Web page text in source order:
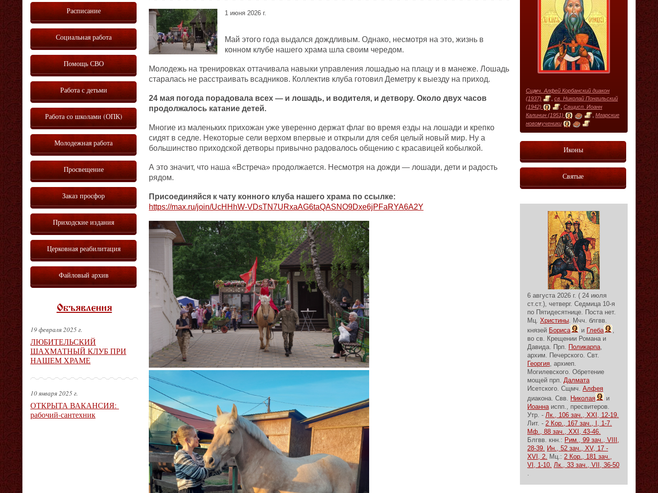
1 июня 2026 г.
Май этого года выдался дождливым. Однако, несмотря на это, жизнь в
конном клубе нашего храма шла своим чередом.
Молодежь на тренировках оттачивала навыки управления лошадью на плацу и в манеже. Лошадь
старалась не расстраивать всадников. Коллектив клуба готовил Деметру к выезду на приход.
24 мая погода порадовала всех — и лошадь, и водителя, и детвору. Около двух часов
продолжалось катание детей.
Многие из маленьких прихожан уже уверенно держат флаг во время езды на лошади и крепко
сидят в седле. Некоторые сели верхом впервые и открыли для себя целый новый мир. Ну а
большинство приходской детворы привычно радовалось общению с красавицей кобылкой.
А это значит, что наша «Встреча» продолжается. Несмотря на дожди — лошади, дети и радость
рядом.
Присоединяйся к чату конного клуба нашего храма по ссылке:
https://max.ru/join/UcHHhW-VDsTN7URxaAG6taQASNO9Dxe6jPFaRYA6A2Y
Расписание
Социальная работа
Помощь СВО
Работа с детьми
Работа со школами (ОПК)
Молодежная работа
Просвещение
Заказ просфор
Приходские издания
Церковная реабилитация
Файловый архив
Объявления
19 февраля 2025 г.
ЛЮБИТЕЛЬСКИЙ
ШАХМАТНЫЙ КЛУБ ПРИ
НАШЕМ ХРАМЕ
10 января 2025 г.
ОТКРЫТА ВАКАНСИЯ:
рабочий-сантехник
Сщмч. Алфей Корбанский диакон
(1937)
св. Николай Понгильский
(1942)
Свщисп. Иоанн
Калинин (1951)
Мгарские
новомученики
Иконы
Святые
6 августа 2026 г. ( 24 июля
ст.ст.), четверг. Седмица 10-я
по Пятидесятнице. Поста нет.
Мц. Христины. Мчч. блгвв.
князей Бориса и Глеба
,
во св. Крещении Романа и
Давида. Прп. Поликарпа,
архим. Печерского. Свт.
Георгия, архиеп.
Могилевского. Обретение
мощей прп. Далмата
Исетского. Сщмч. Алфея
диакона. Свв. Николая
и
Иоаннаиспп., пресвитеров.
Утр. - Лк., 106 зач., XXI, 12-19.
Лит. - 2 Кор., 167 зач., I, 1-7.
Мф., 88 зач., XXI, 43-46.
Блгвв. кнн.: Рим., 99 зач., VIII,
28-39. Ин., 52 зач., XV, 17 -
XVI, 2. Мц.: 2 Кор., 181 зач.,
VI, 1-10. Лк., 33 зач., VII, 36-50
.